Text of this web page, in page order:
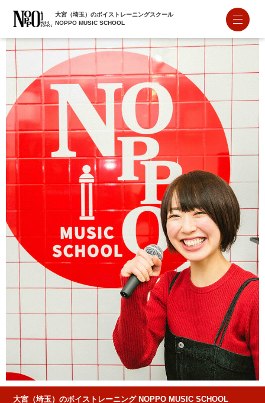
大宮（埼玉）のボイストレーニングスクール
NOPPO MUSIC SCHOOL
大宮（埼玉）のボイストレーニング NOPPO MUSIC SCHOOL